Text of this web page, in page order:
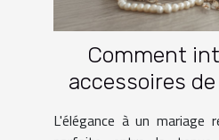
Comment
accessoires
une tenue
L'élégance à un mariage